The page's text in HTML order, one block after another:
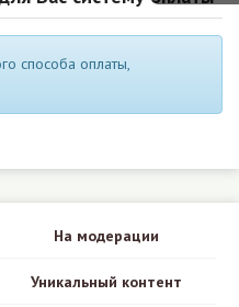
способа оплаты,
На модерации
Уникальный контент